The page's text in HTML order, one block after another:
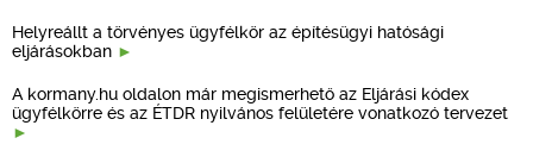
Helyreállt a törvényes ügyfélkör az építésügyi hatósági
eljárásokban
A kormany.hu oldalon már megismerhető az Eljárási kódex
ügyfélkörre és az ÉTDR nyilvános felületére vonatkozó tervezet